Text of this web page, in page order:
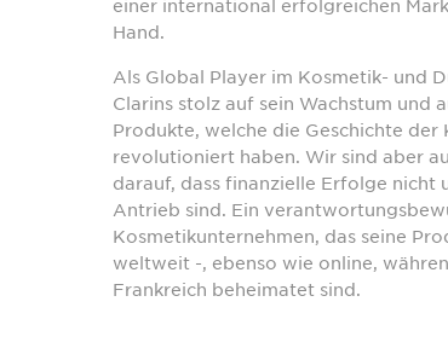
einer international erfolgreichen
Hand.
Als Global Player im Kosmetik- und
Clarins stolz auf sein Wachstum und
Produkte, welche die Geschichte der
revolutioniert haben. Wir sind aber
darauf, dass finanzielle Erfolge nicht
Antrieb sind. Ein
Kosmetikunternehmen, das seine
weltweit -, ebenso wie online,
Frankreich beheimatet sind.